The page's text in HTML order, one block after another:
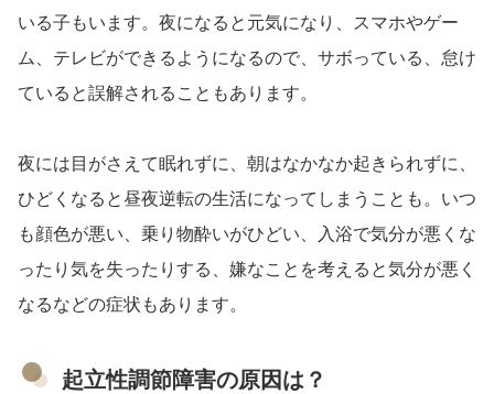
いる子もいます。夜になると元気になり、スマホやゲー
ム、テレビができるようになるので、サボっている、怠け
ていると誤解されることもあります。
夜には目がさえて眠れずに、朝はなかなか起きられずに、
ひどくなると昼夜逆転の生活になってしまうことも。いつ
も顔色が悪い、乗り物酔いがひどい、入浴で気分が悪くな
ったり気を失ったりする、嫌なことを考えると気分が悪く
なるなどの症状もあります。
起立性調節障害の原因は？